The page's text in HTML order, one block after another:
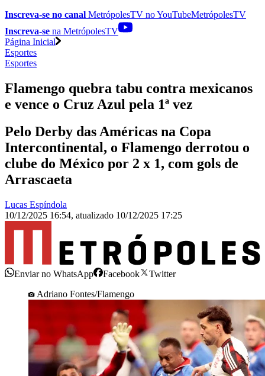
Inscreva-se no canal MetrópolesTV noYouTubeMetrópolesTV
Inscreva-se na MetrópolesTV
Página Inicial
Esportes
Esportes
Flamengo quebra tabu contra mexicanos
e vence o Cruz Azul pela 1ª vez
Pelo Derby das Américas na Copa
Intercontinental, o Flamengo derrotou o
clube do México por 2 x 1, com gols de
Arrascaeta
Lucas Espíndola
10/12/2025 16:54, atualizado 10/12/2025 17:25
Enviar no WhatsApp Facebook
Twitter
Adriano Fontes/Flamengo